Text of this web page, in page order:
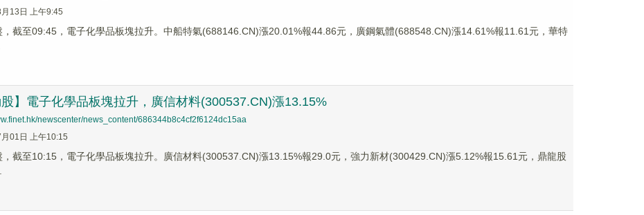
13日 上午9:45
，截至09:45，電子化學品板塊拉升。中船特氣(688146.CN)漲20.01%報44.86元，廣鋼氣體(688548.CN)漲14.61%報11.61元，華特
股】電子化學品板塊拉升，廣信材料(300537.CN)漲13.15%
newscenter/news_content/686344b8c4cf2f6124dc15aa
01日 上午10:15
，截至10:15，電子化學品板塊拉升。廣信材料(300537.CN)漲13.15%報29.0元，強力新材(300429.CN)漲5.12%報15.61元，鼎龍股